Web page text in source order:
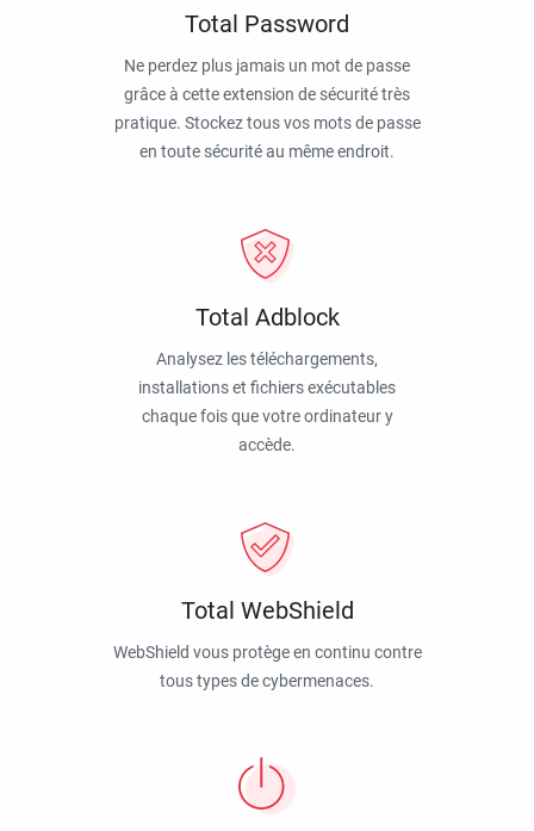
Total Password
Ne perdez plus jamais un mot de passe
grâce à cette extension de sécurité très
pratique. Stockez tous vos mots de passe
en toute sécurité au même endroit.
Total Adblock
Analysez les téléchargements,
installations et fichiers exécutables
chaque fois que votre ordinateur y
accède.
Total WebShield
WebShield vous protège en continu contre
tous types de cybermenaces.